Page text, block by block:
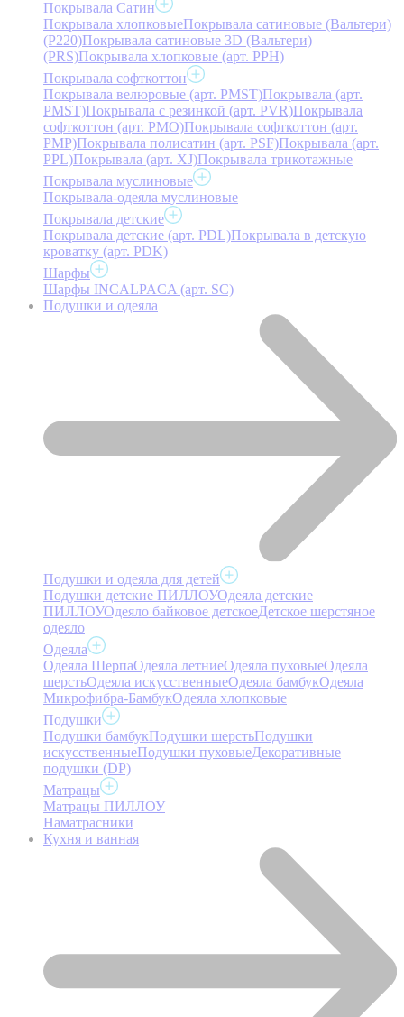
Покрывала Сатин
Покрывала хлопковыеПокрывала сатиновые (Вальтери)
(P220)Покрывала сатиновые 3D (Вальтери)
(PRS)Покрывала хлопковые (арт. PPH)
Покрывала софткоттон
Покрывала велюровые (арт. PMST)Покрывала (арт.
PMST)Покрывала с резинкой (арт. PVR)Покрывала
софткоттон (арт. PMO)Покрывала софткоттон (арт.
PMP)Покрывала полисатин (арт. PSF)Покрывала (арт.
PPL)Покрывала (арт. XJ)Покрывала трикотажные
Покрывала муслиновые
Покрывала-одеяла муслиновые
Покрывала детские
Покрывала детские (арт. PDL)Покрывала в детскую
кроватку (арт. PDK)
Шарфы
Шарфы INCALPACA (арт. SC)
Подушки и одеяла
Подушки и одеяла для детей
Подушки детские ПИЛЛОУОдеяла детские
ПИЛЛОУОдеяло байковое детскоеДетское шерстяное
одеяло
Одеяла
Одеяла ШерпаОдеяла летниеОдеяла пуховыеОдеяла
шерстьОдеяла искусственныеОдеяла бамбукОдеяла
Микрофибра-БамбукОдеяла хлопковые
Подушки
Подушки бамбукПодушки шерстьПодушки
искусственныеПодушки пуховыеДекоративные
подушки (DP)
Матрацы
Матрацы ПИЛЛОУ
Наматрасники
Кухня и ванная